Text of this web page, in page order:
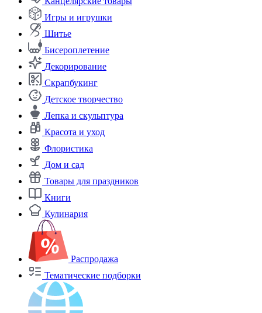
Игры и игрушки
Шитье
Бисероплетение
Декорирование
Скрапбукинг
Детское творчество
Лепка и скульптура
Красота и уход
Флористика
Дом и сад
Товары для праздников
Книги
Кулинария
Распродажа
Тематические подборки